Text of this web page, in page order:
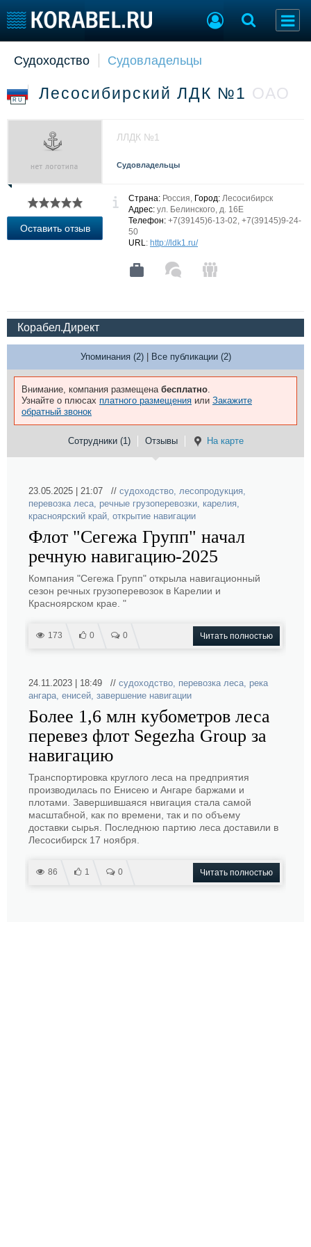
Судостроение
Новости
Репутация
Работа
Крюинг
Реклама
Торговая площадка
Продажа флота
Изделия
Услуги
Конференции
Флот
Форум
Судоходство Судовладельцы
RU Лесосибирский ЛДК №1 ОАО
ЛЛДК №1
Судовладельцы
Оставить отзыв
Страна: Россия, Город: Лесосибирск
Адрес: ул. Белинского, д. 16Е
Телефон: +7(39145)6-13-02, +7(39145)9-24-
50
URL: http://ldk1.ru/
Корабел.Директ
Упоминания (2)| Все публикации (2)
Внимание, компания размещена бесплатно.
Узнайте о плюсах платного размещения или Закажите
обратный звонок
Сотрудники (1) Отзывы На карте
23.05.2025 | 21:07 // судоходство, лесопродукция,
перевозка леса, речные грузоперевозки, карелия,
красноярский край, открытие навигации
Флот "Сегежа Групп" начал
речную навигацию-2025
Компания "Сегежа Групп" открыла навигационный
сезон речных грузоперевозок в Карелии и
Красноярском крае. "
173 0 0 Читать полностью
24.11.2023 | 18:49 // судоходство, перевозка леса, река
ангара, енисей, завершение навигации
Более 1,6 млн кубометров леса
перевез флот Segezha Group за
навигацию
Транспортировка круглого леса на предприятия
производилась по Енисею и Ангаре баржами и
плотами. Завершившаяся нвигация стала самой
масштабной, как по времени, так и по объему
доставки сырья. Последнюю партию леса доставили в
Лесосибирск 17 ноября.
86 1 0 Читать полностью